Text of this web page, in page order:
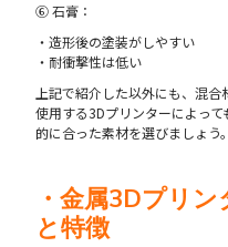
⑥ 石膏：
・造形後の塗装がしやすい
・耐衝撃性は低い
上記で紹介した以外にも、混合
使用する3Dプリンターによっ
的に合った素材を選びましょう。
・金属3Dプリ
と特徴